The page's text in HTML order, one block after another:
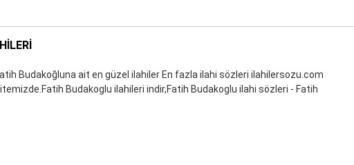
Budakoğluna ait en güzel ilahiler En fazla ilahi sözleri ilahilersozu.com
Budakoglu ilahileri indir,Fatih Budakoglu ilahi sözleri - Fatih